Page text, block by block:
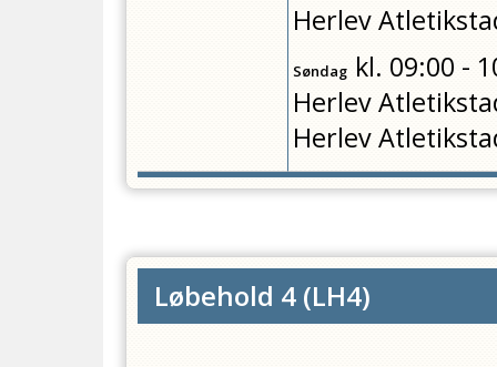
Herlev
Søndag kl. 09:00 -
Herlev
Herlev
Løbehold 4 (LH4)